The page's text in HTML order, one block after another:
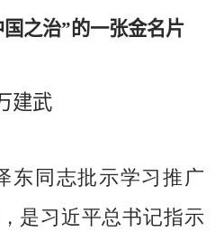
之治”的一张金名片
建武
同志批示学习推广
是习近平总书记指示